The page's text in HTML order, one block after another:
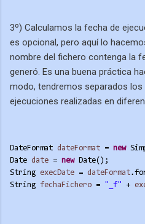
3º) Calculamos la fecha de
es opcional, pero aquí lo
nombre del fichero contenga la
generó. Es una buena práctica
modo, tendremos separados
ejecuciones realizadas en
DateFormat dateFormat = new
Date date = new Date();
String execDate = dateFormat
String fechaFichero = "_f" +